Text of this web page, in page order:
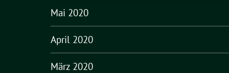
Mai 2020
April 2020
März 2020